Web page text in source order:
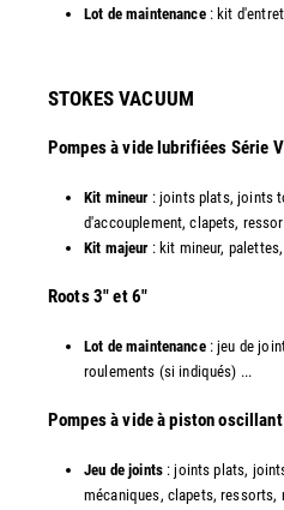
Lot de maintenance: kit
STOKES VACUUM
Pompes à vide lubrifiées Série V
Kit mineur : joints plats, joints
d'accouplement, clapets,
Kit majeur : kit mineur,
​Roots 3" et 6"
Lot de maintenance: jeu de
roulements (si indiqués) ...
​​Pompes à vide à piston
Jeu de joints: joints plats,
mécaniques, clapets, ressorts,